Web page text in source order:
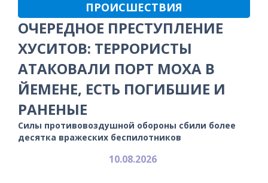
ПРОИСШЕСТВИЯ
ОЧЕРЕДНОЕ ПРЕСТУПЛЕНИЕ
ХУСИТОВ: ТЕРРОРИСТЫ
АТАКОВАЛИ ПОРТ МОХА В
ЙЕМЕНЕ, ЕСТЬ ПОГИБШИЕ И
РАНЕНЫЕ
Силы противовоздушной обороны сбили более
десятка вражеских беспилотников
10.08.2026